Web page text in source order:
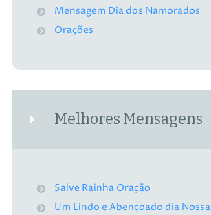
Mensagem Dia dos Namorados
Orações
Melhores Mensagens
Salve Rainha Oração
Um Lindo e Abençoado dia Nossa